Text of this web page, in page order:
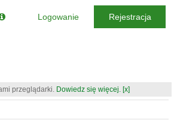
przeglądarki. Dowiedz się więcej. [x]
Logowanie Rejestracja